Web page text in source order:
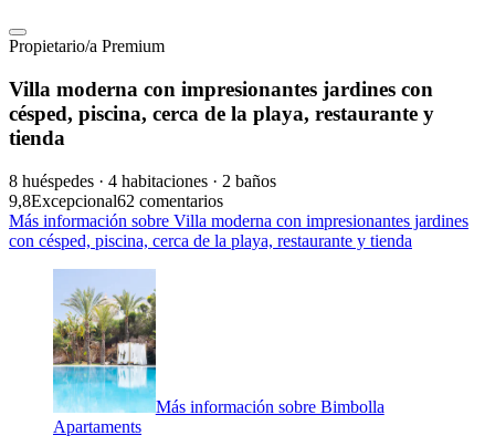
Propietario/a Premium
Villa moderna con impresionantes jardines con
césped, piscina, cerca de la playa, restaurante y
tienda
8 huéspedes · 4 habitaciones · 2 baños
9,8Excepcional62 comentarios
Más información sobre Villa moderna con impresionantes jardines
con césped, piscina, cerca de la playa, restaurante y tienda
Más información sobre Bimbolla
Apartaments